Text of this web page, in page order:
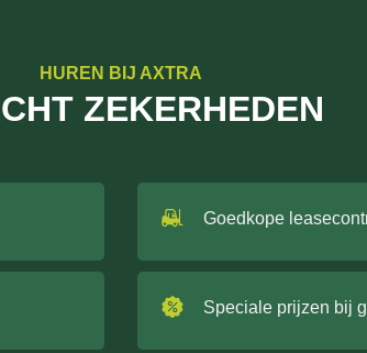
HUREN BIJ AXTRA
ZEKERHEDEN
Goedkope
Speciale prijzen bij